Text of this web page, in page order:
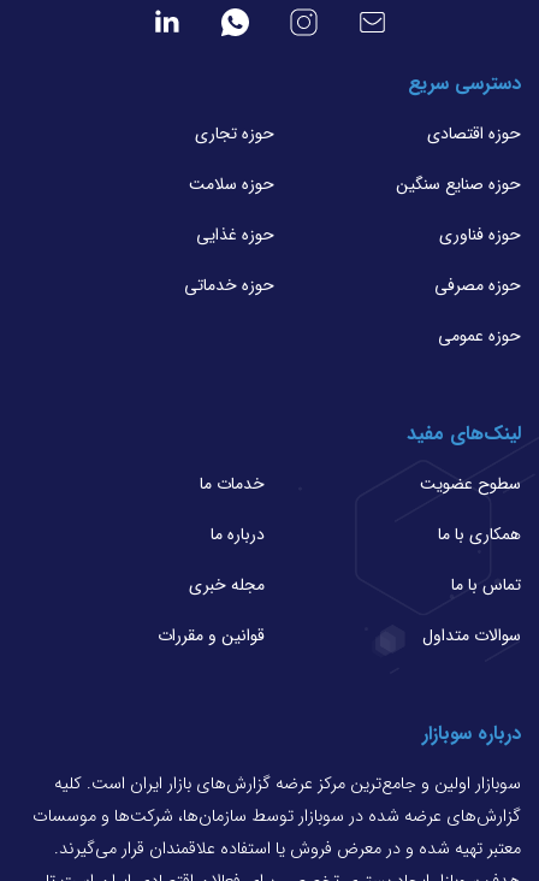
دسترسی سریع
حوزه اقتصادی
حوزه تجاری
حوزه صنایع سنگین
حوزه سلامت
حوزه فناوری
حوزه غذایی
حوزه مصرفی
حوزه خدماتی
حوزه عمومی
لینک‌های مفید
سطوح عضویت
خدمات ما
همکاری با ما
درباره ما
تماس با ما
مجله خبری
سوالات متداول
قوانین و مقررات
درباره سوبازار
سوبازار اولین و جامع‌ترین مرکز عرضه گزارش‌های بازار ایران است. کلیه
گزارش‌های عرضه شده در سوبازار توسط سازمان‌ها، شرکت‌ها و موسسات
معتبر تهیه شده و در معرض فروش یا استفاده علاقمندان قرار می‌گیرند.